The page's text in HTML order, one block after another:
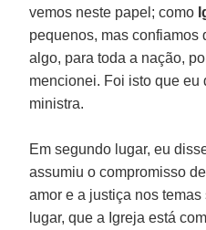
vemos neste papel; como
pequenos, mas confiamos
algo, para toda a nação,
mencionei. Foi isto que eu
ministra.
Em segundo lugar, eu
assumiu o compromisso
amor e a justiça nos
lugar, que a Igreja está